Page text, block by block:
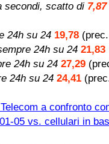
secondi, scatto di 7,87
24h su 24 19,78
24h su 24 21,83
24h su 24 27,29
24h su 24 24,41
a confronto
05 vs. cellulari in